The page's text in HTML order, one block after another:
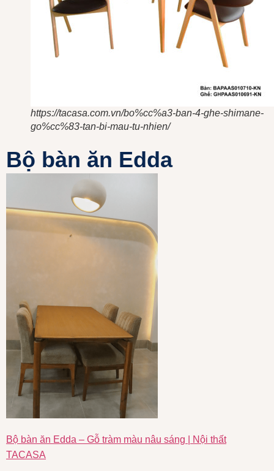
https://tacasa.com.vn/bo%cc%a3-ban-4-ghe-shimane-
go%cc%83-tan-bi-mau-tu-nhien/
Bộ bàn ăn Edda
Bộ bàn ăn Edda – Gỗ tràm màu nâu sáng | Nội thất
TACASA